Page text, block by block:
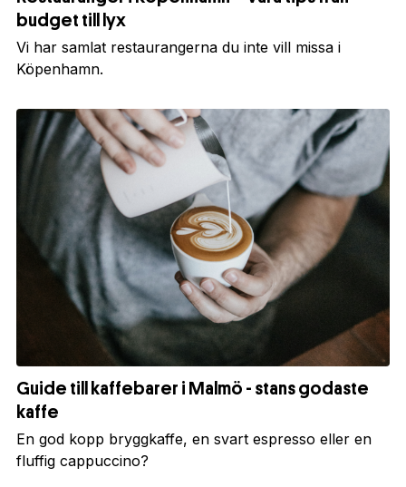
budget till lyx
Vi har samlat restaurangerna du inte vill missa i
Köpenhamn.
Guide till kaffebarer i Malmö - stans godaste
kaffe
En god kopp bryggkaffe, en svart espresso eller en
fluffig cappuccino?